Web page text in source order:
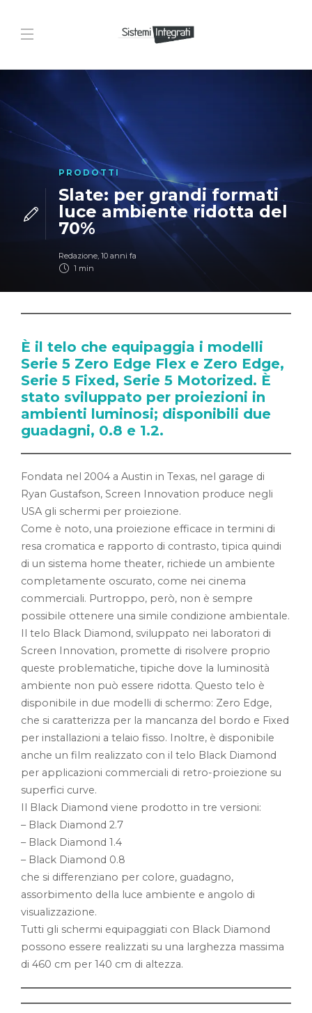
PRODOTTI
Slate: per grandi formati
luce ambiente ridotta del
70%
Redazione, 10 anni fa
1 min
È il telo che equipaggia i modelli
Serie 5 Zero Edge Flex e Zero Edge,
Serie 5 Fixed, Serie 5 Motorized. È
stato sviluppato per proiezioni in
ambienti luminosi; disponibili due
guadagni, 0.8 e 1.2.
Fondata nel 2004 a Austin in Texas, nel garage di
Ryan Gustafson, Screen Innovation produce negli
USA gli schermi per proiezione.
Come è noto, una proiezione efficace in termini di
resa cromatica e rapporto di contrasto, tipica quindi
di un sistema home theater, richiede un ambiente
completamente oscurato, come nei cinema
commerciali. Purtroppo, però, non è sempre
possibile ottenere una simile condizione ambientale.
Il telo Black Diamond, sviluppato nei laboratori di
Screen Innovation, promette di risolvere proprio
queste problematiche, tipiche dove la luminosità
ambiente non può essere ridotta. Questo telo è
disponibile in due modelli di schermo: Zero Edge,
che si caratterizza per la mancanza del bordo e Fixed
per installazioni a telaio fisso. Inoltre, è disponibile
anche un film realizzato con il telo Black Diamond
per applicazioni commerciali di retro-proiezione su
superfici curve.
Il Black Diamond viene prodotto in tre versioni:
– Black Diamond 2.7
– Black Diamond 1.4
– Black Diamond 0.8
che si differenziano per colore, guadagno,
assorbimento della luce ambiente e angolo di
visualizzazione.
Tutti gli schermi equipaggiati con Black Diamond
possono essere realizzati su una larghezza massima
di 460 cm per 140 cm di altezza.